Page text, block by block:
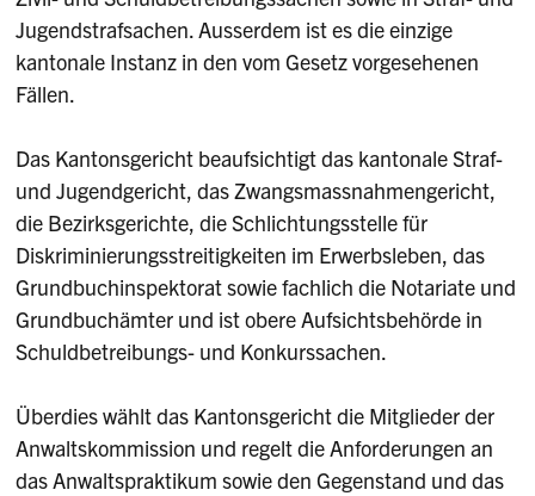
Jugendstrafsachen. Ausserdem ist es die einzige
kantonale Instanz in den vom Gesetz vorgesehe­nen
Fällen.
Das Kantonsgericht beaufsichtigt das kantonale Straf-
und Jugendgericht, das Zwangsmassnahmen­gericht,
die Bezirksgerichte, die Schlichtungsstelle für
Diskriminierungsstreitigkeiten im Erwerbsleben, das
Grundbuchinspektorat sowie fachlich die Notariate und
Grundbuchämter und ist obere Aufsichtsbehörde in
Schuldbetreibungs- und Konkurssachen.
Überdies wählt das Kantonsgericht die Mitglieder der
Anwaltskommission und regelt die Anforderungen an
das Anwaltspraktikum sowie den Gegenstand und das